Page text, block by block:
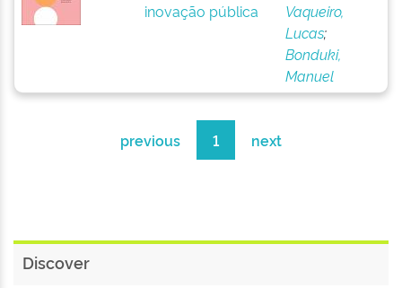
inovação pública
Vaqueiro,
Lucas;
Bonduki,
Manuel
previous 1 next
Discover